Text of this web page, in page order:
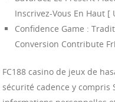
Inscrivez-Vous En Haut [
Confidence Game :
Conversion Contribute
FC188 casino de jeux de
sécurité cadence y compris